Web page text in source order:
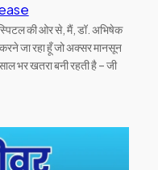
की ओर से, मैं, डॉ. अभिषेक
करने जा रहा हूँ जो अक्सर मानसून
भर खतरा बनी रहती है – जी